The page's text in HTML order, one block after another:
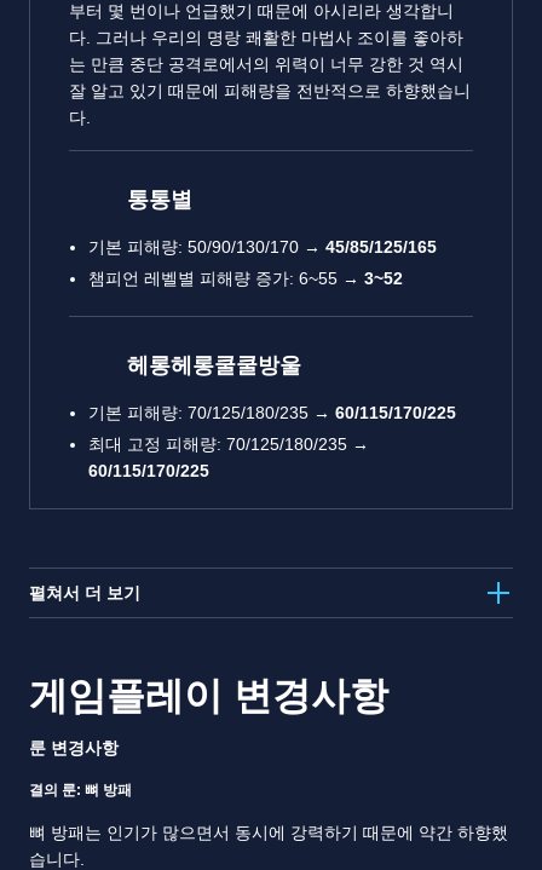
부터 몇 번이나 언급했기 때문에 아시리라 생각합니
다. 그러나 우리의 명랑 쾌활한 마법사 조이를 좋아하
는 만큼 중단 공격로에서의 위력이 너무 강한 것 역시
잘 알고 있기 때문에 피해량을 전반적으로 하향했습니
다.
통통별
기본 피해량: 50/90/130/170 → 45/85/125/165
챔피언 레벨별 피해량 증가: 6~55 → 3~52
헤롱헤롱쿨쿨방울
기본 피해량: 70/125/180/235 → 60/115/170/225
최대 고정 피해량: 70/125/180/235 →
60/115/170/225
펼쳐서 더 보기
게임플레이 변경사항
룬 변경사항
결의 룬: 뼈 방패
뼈 방패는 인기가 많으면서 동시에 강력하기 때문에 약간 하향했
습니다.